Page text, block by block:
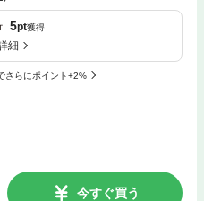
5pt獲得
細
さらにポイント+2%
今すぐ買う